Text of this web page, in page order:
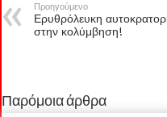
Προηγούμενο
Ερυθρόλευκη
στην κολύμβηση!
Παρόμοια άρθρα